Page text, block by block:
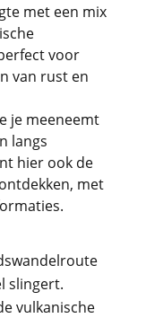
met een mix
voor
van rust en
je meeneemt
langs
hier ook de
met
slingert.
vulkanische